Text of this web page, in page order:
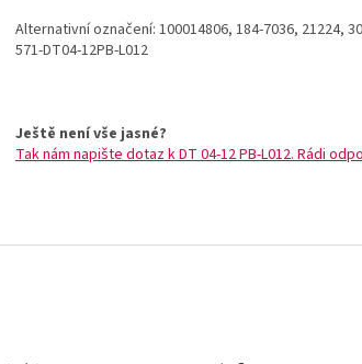
Alternativní označení: 100014806, 184-7036, 21224,
571-DT04-12PB-L012
Ještě není vše jasné?
Tak nám napište dotaz k DT 04-12 PB-L012. Rádi